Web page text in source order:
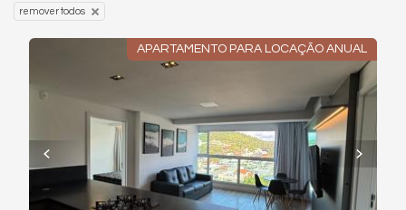
remover todos
APARTAMENTO PARA LOCAÇÃO ANUAL